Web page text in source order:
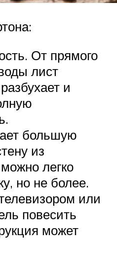
От прямого
лист
и
большую
из
легко
но не более.
или
повесить
может